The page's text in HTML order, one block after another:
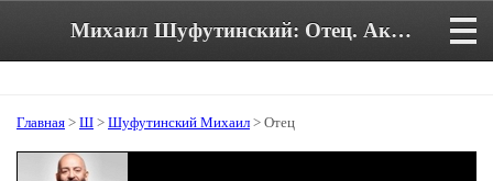
Михаил Шуфутинский: Отец. Аккорды и текст песни
Главная > Ш > Шуфутинский Михаил > Отец